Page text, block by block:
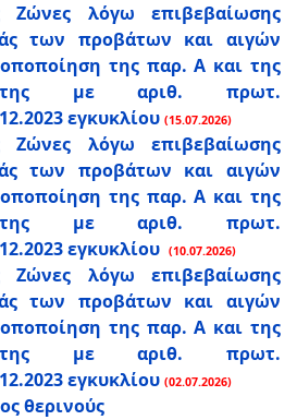
Ζώνες λόγω επιβεβαίωσης
των προβάτων και αιγών
της παρ. Α και της
με αριθ. πρωτ.
εγκυκλίου (15.07.2026)
Ζώνες λόγω επιβεβαίωσης
των προβάτων και αιγών
της παρ. Α και της
με αριθ. πρωτ.
εγκυκλίου (10.07.2026)
Ζώνες λόγω επιβεβαίωσης
των προβάτων και αιγών
της παρ. Α και της
με αριθ. πρωτ.
εγκυκλίου (02.07.2026)
θερινούς